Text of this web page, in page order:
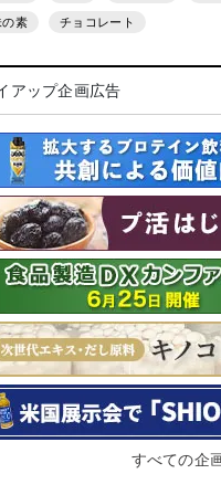
の素 チョコレート
アップ企画広告
すべての企